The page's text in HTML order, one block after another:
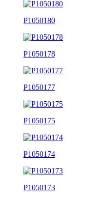
P1050180
P1050178
P1050177
P1050175
P1050174
P1050173